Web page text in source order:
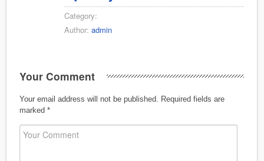
Category:
Author: admin
Your Comment
Your email address will not be published.
Required fields are
marked *